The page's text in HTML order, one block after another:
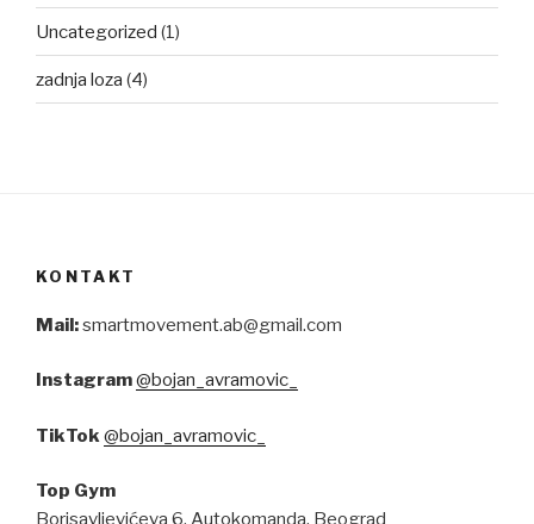
Uncategorized (1)
zadnja loza (4)
KONTAKT
Mail:smartmovement.ab@gmail.com
Instagram@bojan_avramovic_
TikTok@bojan_avramovic_
Top Gym
Borisavljevićeva 6, Autokomanda, Beograd